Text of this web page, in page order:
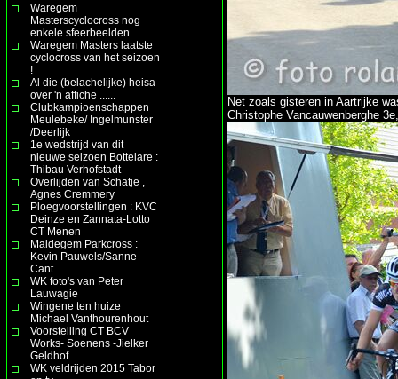
Waregem
Masterscyclocross nog
enkele sfeerbeelden
Waregem Masters laatste
cyclocross van het seizoen
!
Al die (belachelijke) heisa
over 'n affiche ......
Clubkampioenschappen
Meulebeke/ Ingelmunster
/Deerlijk
1e wedstrijd van dit
nieuwe seizoen Bottelare :
Thibau Verhofstadt
Overlijden van Schatje ,
Agnes Cremmery
Ploegvoorstellingen : KVC
Deinze en Zannata-Lotto
CT Menen
Maldegem Parkcross :
Kevin Pauwels/Sanne
Cant
WK foto's van Peter
Lauwagie
Wingene ten huize
Michael Vanthourenhout
Voorstelling CT BCV
Works- Soenens -Jielker
Geldhof
WK veldrijden 2015 Tabor
Net zoals gisteren in Aartrijke
Christophe Vancauwenberghe